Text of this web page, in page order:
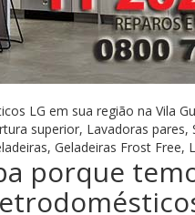
LG em sua região na Vila
superior, Lavadoras pares,
Geladeiras Frost Free,
porque